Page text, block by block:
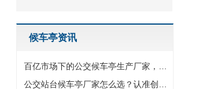
候车亭资讯